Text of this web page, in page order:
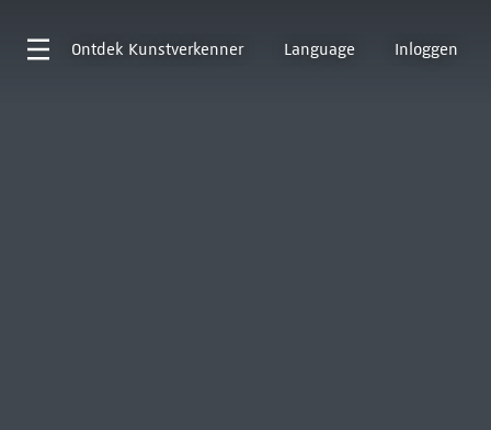
Ontdek Kunstverkenner Language Inloggen